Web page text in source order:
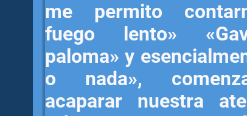
me permito
fuego lento»
paloma» y
o nada»,
acaparar nuestra